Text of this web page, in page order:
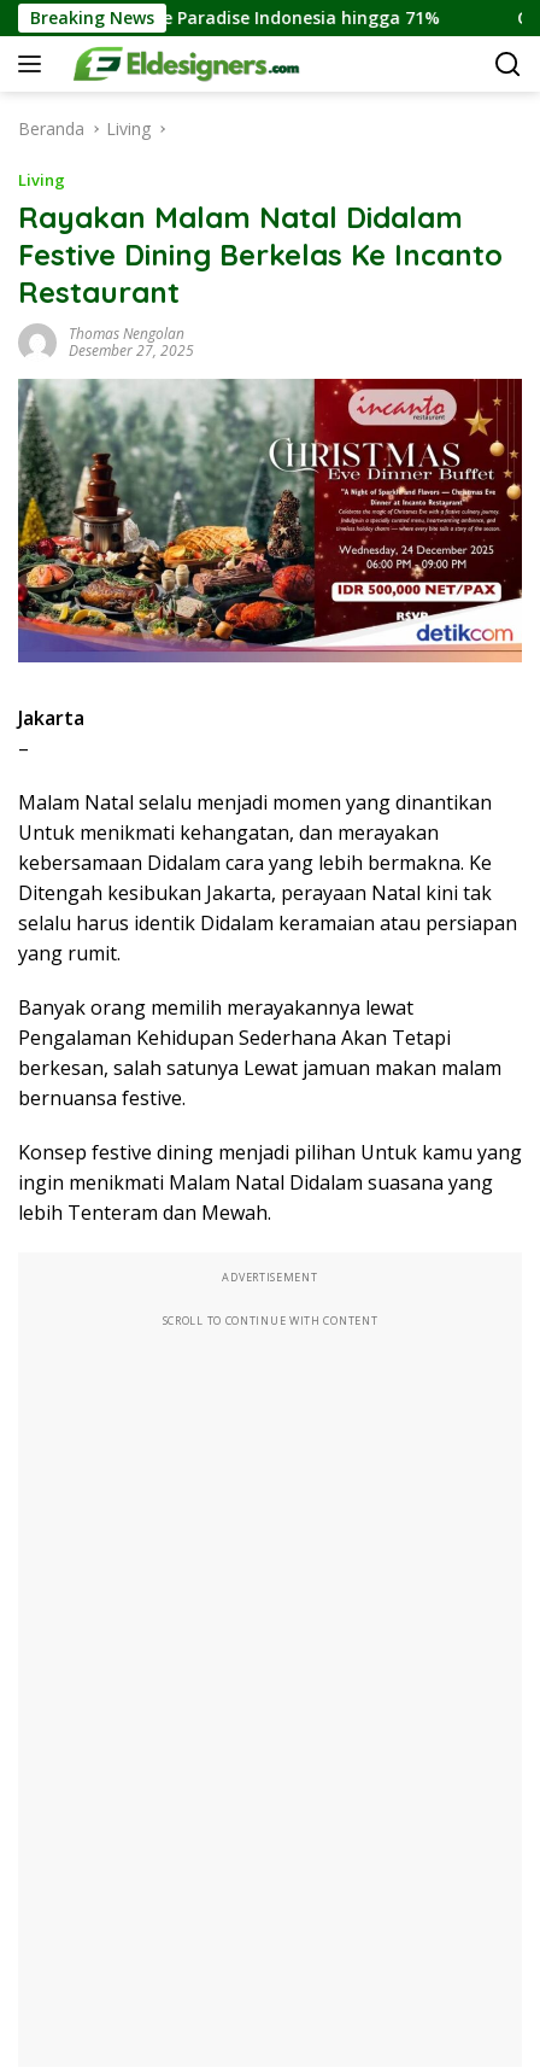
Langsung
ke
konten
Breaking News
Income Paradise Indonesia hingga 71% Cara
Beranda Living
Living
Rayakan Malam Natal Didalam
Festive Dining Berkelas Ke Incanto
Restaurant
Thomas Nengolan
Desember 27, 2025
Jakarta
–
Malam Natal selalu menjadi momen yang dinantikan
Untuk menikmati kehangatan, dan merayakan
kebersamaan Didalam cara yang lebih bermakna. Ke
Ditengah kesibukan Jakarta, perayaan Natal kini tak
selalu harus identik Didalam keramaian atau persiapan
yang rumit.
Banyak orang memilih merayakannya lewat
Pengalaman Kehidupan Sederhana Akan Tetapi
berkesan, salah satunya Lewat jamuan makan malam
bernuansa festive.
Konsep festive dining menjadi pilihan Untuk kamu yang
ingin menikmati Malam Natal Didalam suasana yang
lebih Tenteram dan Mewah.
ADVERTISEMENT
SCROLL TO CONTINUE WITH CONTENT